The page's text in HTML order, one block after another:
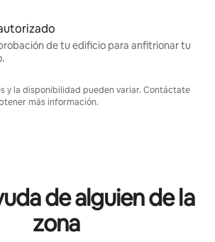
de tu edificio para anfitrionar tu
y la disponibilidad pueden variar. Contáctate
más información.
de alguien de la
zona